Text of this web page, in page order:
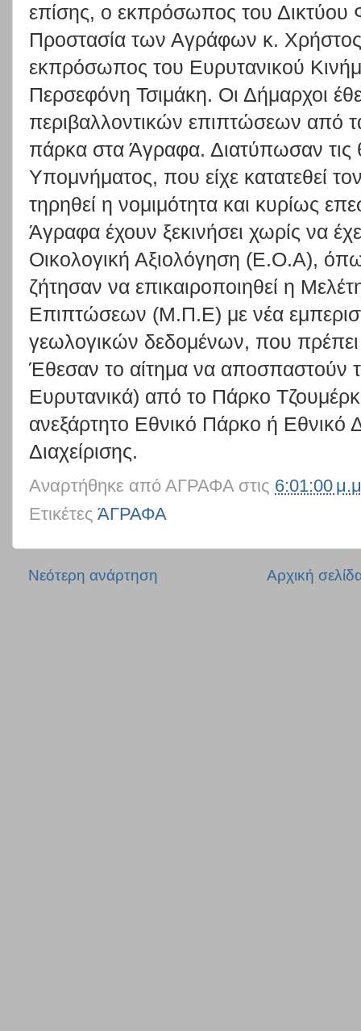
επίσης, ο εκπρόσωπος του Δικτύου
Προστασία των Αγράφων κ.
εκπρόσωπος του Ευρυτανικού
Περσεφόνη Τσιμάκη. Οι Δήμαρχοι
περιβαλλοντικών επιπτώσεων από
πάρκα στα Άγραφα. Διατύπωσαν τις
Υπομνήματος, που είχε κατατεθεί
τηρηθεί η νομιμότητα και κυρίως
Άγραφα έχουν ξεκινήσει χωρίς να
Οικολογική Αξιολόγηση (Ε.Ο.Α),
ζήτησαν να επικαιροποιηθεί η
Επιπτώσεων (Μ.Π.Ε) με νέα
γεωλογικών δεδομένων, που
Έθεσαν το αίτημα να αποσπαστούν
Ευρυτανικά) από το Πάρκο
ανεξάρτητο Εθνικό Πάρκο ή Εθνικό
Διαχείρισης.
Αναρτήθηκε από ΑΓΡΑΦΑ στις 6:01:00
Ετικέτες ΆΓΡΑΦΑ
Νεότερη ανάρτηση Αρχική